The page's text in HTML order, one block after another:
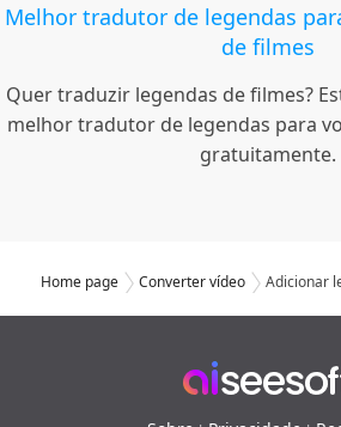
Melhor tradutor de legendas
de filmes
Quer traduzir legendas de filmes?
melhor tradutor de legendas para
gratuitamente.
Home page Converter vídeo Adicionar